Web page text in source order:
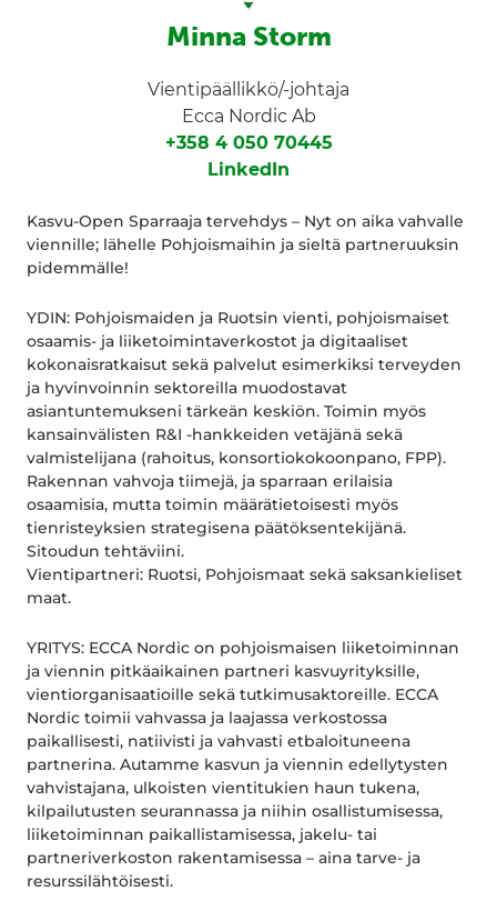
Minna Storm
Vientipäällikkö/-johtaja
Ecca Nordic Ab
+358 4 050 70445
LinkedIn
Kasvu-Open Sparraaja tervehdys – Nyt on aika vahvalle
viennille; lähelle Pohjoismaihin ja sieltä partneruuksin
pidemmälle!
YDIN: Pohjoismaiden ja Ruotsin vienti, pohjoismaiset
osaamis- ja liiketoimintaverkostot ja digitaaliset
kokonaisratkaisut sekä palvelut esimerkiksi terveyden
ja hyvinvoinnin sektoreilla muodostavat
asiantuntemukseni tärkeän keskiön. Toimin myös
kansainvälisten R&I -hankkeiden vetäjänä sekä
valmistelijana (rahoitus, konsortiokokoonpano, FPP).
Rakennan vahvoja tiimejä, ja sparraan erilaisia
osaamisia, mutta toimin määrätietoisesti myös
tienristeyksien strategisena päätöksentekijänä.
Sitoudun tehtäviini.
Vientipartneri: Ruotsi, Pohjoismaat sekä saksankieliset
maat.
YRITYS: ECCA Nordic on pohjoismaisen liiketoiminnan
ja viennin pitkäaikainen partneri kasvuyrityksille,
vientiorganisaatioille sekä tutkimusaktoreille. ECCA
Nordic toimii vahvassa ja laajassa verkostossa
paikallisesti, natiivisti ja vahvasti etbaloituneena
partnerina. Autamme kasvun ja viennin edellytysten
vahvistajana, ulkoisten vientitukien haun tukena,
kilpailutusten seurannassa ja niihin osallistumisessa,
liiketoiminnan paikallistamisessa, jakelu- tai
partneriverkoston rakentamisessa – aina tarve- ja
resurssilähtöisesti.